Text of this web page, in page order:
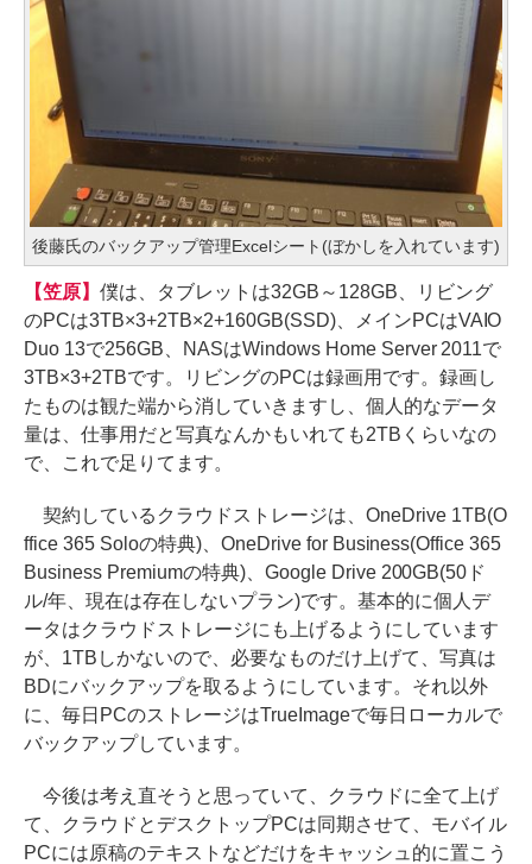
後藤氏のバックアップ管理Excelシート(ぼかしを入れています)
【笠原】 僕は、タブレットは32GB～128GB、リビング
のPCは3TB×3+2TB×2+160GB(SSD)、メインPCはVAIO
Duo 13で256GB、NASはWindows Home Server 2011で
3TB×3+2TBです。リビングのPCは録画用です。録画し
たものは観た端から消していきますし、個人的なデータ
量は、仕事用だと写真なんかもいれても2TBくらいなの
で、これで足りてます。
契約しているクラウドストレージは、OneDrive 1TB(O
ffice 365 Soloの特典)、OneDrive for Business(Office 365
Business Premiumの特典)、Google Drive 200GB(50ド
ル/年、現在は存在しないプラン)です。基本的に個人デ
ータはクラウドストレージにも上げるようにしています
が、1TBしかないので、必要なものだけ上げて、写真は
BDにバックアップを取るようにしています。それ以外
に、毎日PCのストレージはTrueImageで毎日ローカルで
バックアップしています。
今後は考え直そうと思っていて、クラウドに全て上げ
て、クラウドとデスクトップPCは同期させて、モバイル
PCには原稿のテキストなどだけをキャッシュ的に置こう